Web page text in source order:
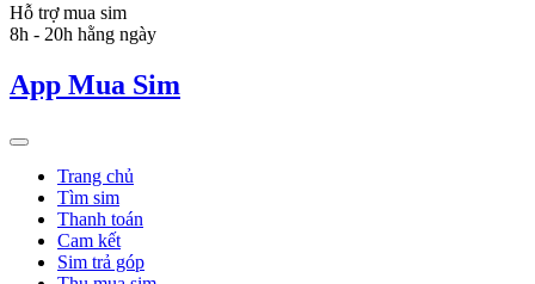
Hỗ trợ mua sim
8h - 20h hằng ngày
App Mua Sim
Trang chủ
Tìm sim
Thanh toán
Cam kết
Sim trả góp